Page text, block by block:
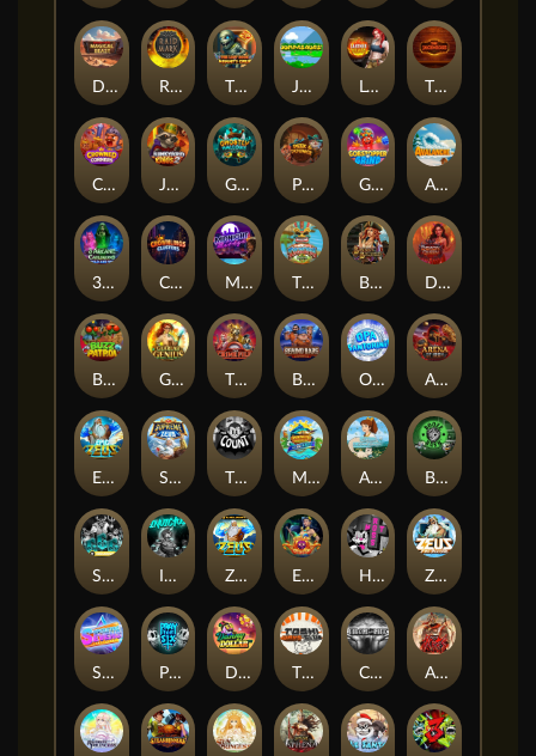
Darkside Prairie: Magical Beast Raidmark The Lost Book of Mummy’s Curse Jumpasaurs Leatherheads The Jack & Rose
Crowned Corners Junkyard Kings 2 Ghostly Hallows Peek & Pounce Gobstopper Grind Avalanche
3 Arcane Cauldrons Crownlings Clusters Midnight Mirage Tikitopia BoosterBelt Bonnie's Buccaneers Demon Queen
Buzz Patrol Gearlab Genius The Crime File Behind Bars: Masterplan Opa Santorini! Arena of Iron
Epic Ze Zeus Supreme Zeus THE COUNT MARLIN MASTERS: THE BIG HAUL Aiko and the Wind Spirit Booze Bash
SixSixSix Invictus Ze Zeus Eye of Medusa Hot Ross Zeus Ze Zecond
Superstar Sevens PRAY FOR SIX Danny Dollar TOSHI WAYS CLUB CIRCLE OF LIFE ARMY OF ARES